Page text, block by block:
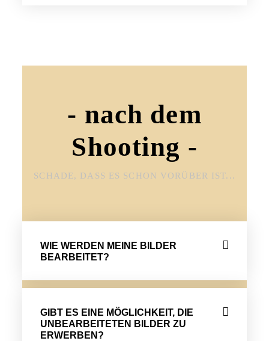
- nach dem
Shooting -
SCHADE, DASS ES SCHON VORÜBER IST...
WIE WERDEN MEINE BILDER
BEARBEITET?
GIBT ES EINE MÖGLICHKEIT, DIE
UNBEARBEITETEN BILDER ZU
ERWERBEN?